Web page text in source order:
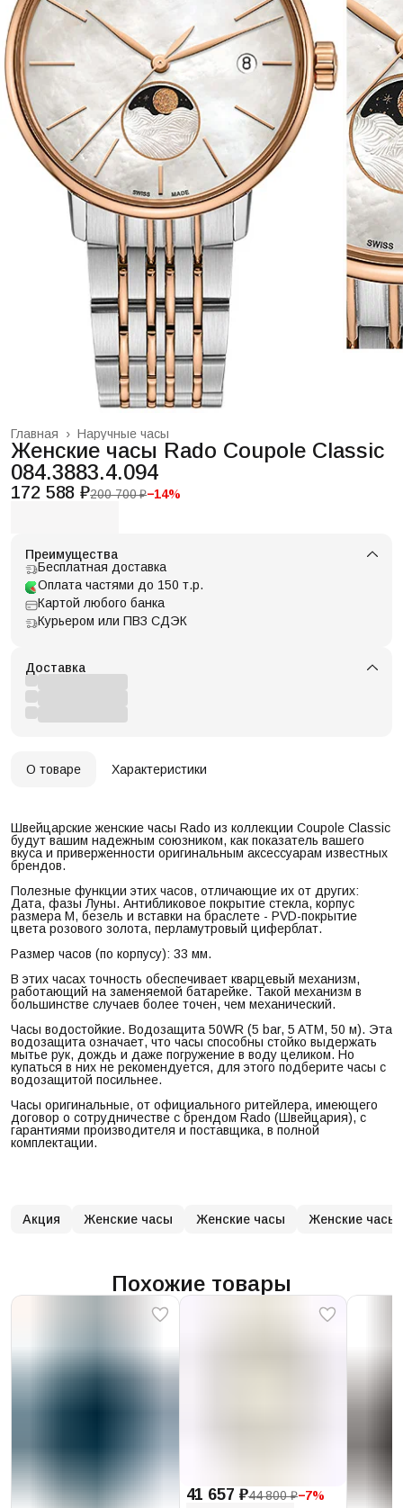
Наручные часы
Главная ›
Женские часы Rado Coupole Classic
084.3883.4.094
172 588 ₽200 700 ₽−14%
Преимущества
Бесплатная доставка
Оплата частями до 150 т.р.
Картой любого банка
Курьером или ПВЗ СДЭК
Доставка
О товаре Характеристики
Швейцарские женские часы Rado из коллекции Coupole Classic
будут вашим надежным союзником, как показатель вашего
вкуса и приверженности оригинальным аксессуарам известных
брендов.
Полезные функции этих часов, отличающие их от других:
Дата, фазы Луны. Антибликовое покрытие стекла, корпус
размера M, безель и вставки на браслете - PVD-покрытие
цвета розового золота, перламутровый циферблат.
Размер часов (по корпусу): 33 мм.
В этих часах точность обеспечивает кварцевый механизм,
работающий на заменяемой батарейке. Такой механизм в
большинстве случаев более точен, чем механический.
Часы водостойкие. Водозащита 50WR (5 bar, 5 ATM, 50 м). Эта
водозащита означает, что часы способны стойко выдержать
мытье рук, дождь и даже погружение в воду целиком. Но
купаться в них не рекомендуется, для этого подберите часы с
водозащитой посильнее.
Часы оригинальные, от официального ритейлера, имеющего
договор о сотрудничестве с брендом Rado (Швейцария), с
гарантиями производителя и поставщика, в полной
комплектации.
Акция Женские часы Женские часы Женские часы
Похожие товары
41 657 ₽44 800 ₽−7%